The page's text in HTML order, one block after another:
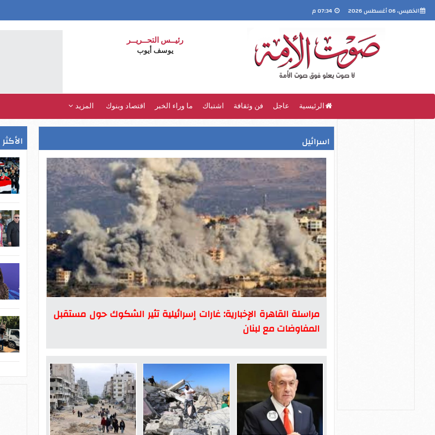
الخميس، 06 أغسطس 2026
رئيــس التحــريــر
يوسف أيوب
الرئيسية عاجل فن وثقافة اشتباك ما وراء الخبر اقتصاد وبنوك المزيد
اسرائيل
مراسلة القاهرة الإخبارية: غارات إسرائيلية تثير الشكوك حول مستقبل
المفاوضات مع لبنان